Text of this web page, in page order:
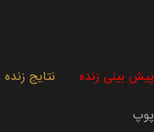
پیش بینی زنده نتایج زنده
پوپ